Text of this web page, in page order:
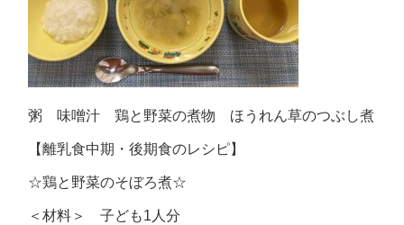
粥 味噌汁 鶏と野菜の煮物 ほうれん草のつぶし煮
【離乳食中期・後期食のレシピ】
☆鶏と野菜のそぼろ煮☆
＜材料＞ 子ども1人分